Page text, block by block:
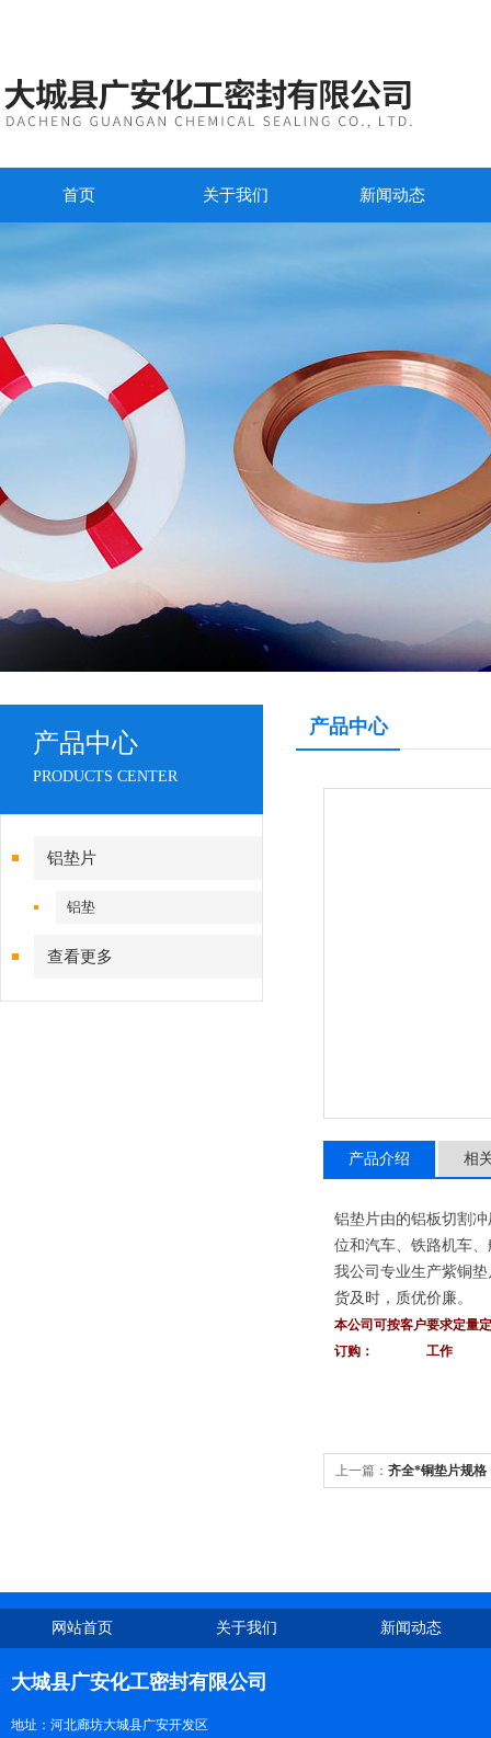
首页 关于我们 新闻动态
产品中心
PRODUCTS CENTER
铝垫片
铝垫
查看更多
产品中心
产品介绍 相
铝垫片由的铝板切割
位和汽车、铁路机车
我公司专业生产紫铜
货及时，质优价廉。
本公司可按客户要求定量
订购： 工作
上一篇： 齐全*铜垫片规格
网站首页 关于我们 新闻动态
大城县广安化工密封有限公司
地址：河北廊坊大城县广安开发区